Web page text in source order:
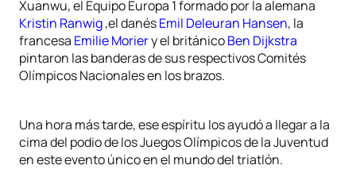
Xuanwu, el Equipo Europa 1 formado por la alemana
Kristin Ranwig,el danésEmil Deleuran Hansen, la
francesa Emilie Moriery el británicoBen Dijkstra
pintaron las banderas de sus respectivos Comités
Olímpicos Nacionales en los brazos.
Una hora más tarde, ese espíritu los ayudó a llegar a la
cima del podio de los Juegos Olímpicos de la Juventud
en este evento único en el mundo del triatlón.